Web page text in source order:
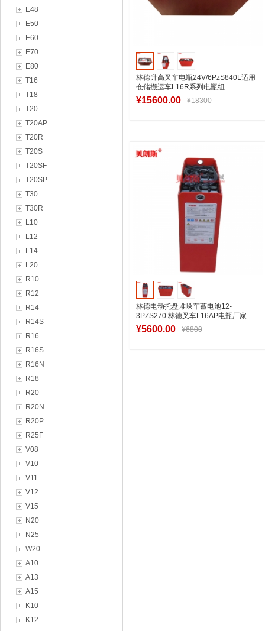
E48
E50
E60
E70
E80
T16
T18
T20
T20AP
T20R
T20S
T20SF
T20SP
T30
T30R
L10
L12
L14
L20
R10
R12
R14
R14S
R16
R16S
R16N
R18
R20
R20N
R20P
R25F
V08
V10
V11
V12
V15
N20
N25
W20
A10
A13
A15
K10
K12
林德升高叉车电瓶24V/6PzS840L适用
仓储搬运车L16R系列电瓶组
¥15600.00 ¥18300
林德电动托盘堆垛车蓄电池12-
3PZS270 林德叉车L16AP电瓶厂家
¥5600.00 ¥6800